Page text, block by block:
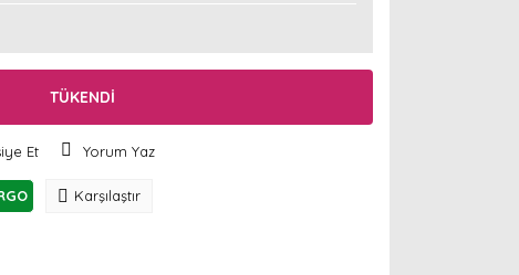
TÜKENDİ
Et Yorum Yaz
Karşılaştır